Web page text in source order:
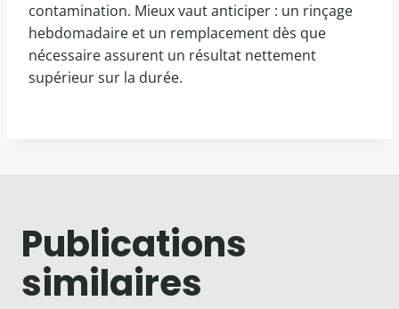
contamination. Mieux vaut anticiper : un rinçage
hebdomadaire et un remplacement dès que
nécessaire assurent un résultat nettement
supérieur sur la durée.
Publications
similaires